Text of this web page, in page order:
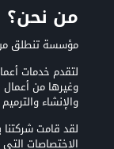
من نحن؟
مؤسسة تنطلق من
لتقدم خدمات
وغيرها من أعمال
والإنشاء
لقد قامت
الاختصاصات